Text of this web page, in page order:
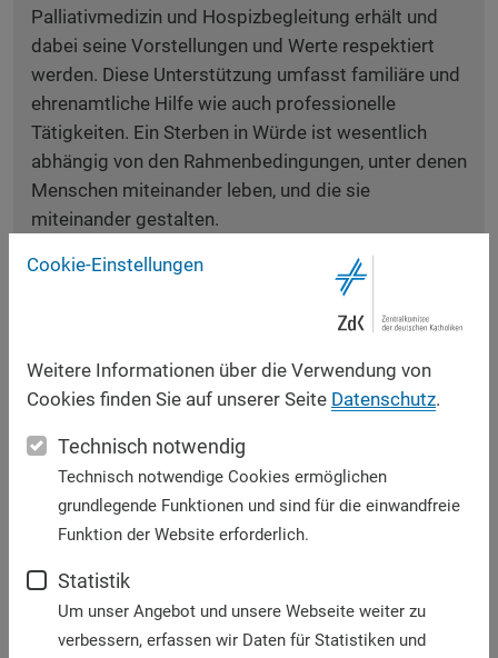
Palliativmedizin und Hospizbegleitung erhält und
dabei seine Vorstellungen und Werte respektiert
werden. Diese Unterstützung umfasst familiäre und
ehrenamtliche Hilfe wie auch professionelle
Tätigkeiten. Ein Sterben in Würde ist wesentlich
abhängig von den Rahmenbedingungen, unter denen
Menschen miteinander leben, und die sie
miteinander gestalten.
Leitlinien für umfassende palliativmedizinische
Angebote und Hospizdienste sind in der
Betreuung schwerstkranker und sterbender
Stunde ist die Umsetzung durch eine gemeinsame
Anstrengung der gesellschaftlichen und politischen
Kräfte. Das ZdK unterstützt die
schwerstkranker und sterbender Menschen in
Deutschlandund appelliert an alle Gliederungen in
unserer Kirche, an der Verwirklichung dieser
Pastorale Begleitung
Zu einem umfassenden Angebot für
Cookie-Einstellungen
Weitere Informationen über die Verwendung von
Cookies finden Sie auf unserer Seite Datenschutz.
Technisch notwendig
Technisch notwendige Cookies ermöglichen
grundlegende Funktionen und sind für die einwandfreie
Funktion der Website erforderlich.
Statistik
Um unser Angebot und unsere Webseite weiter zu
verbessern, erfassen wir Daten für Statistiken und